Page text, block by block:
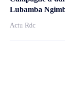
Lubamba
Actu Rdc